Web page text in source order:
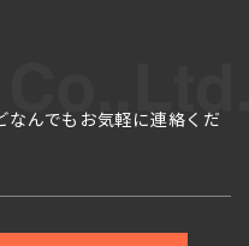
なんでもお気軽に連絡くだ